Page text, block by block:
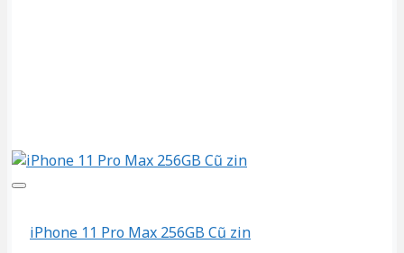
iPhone 11 Pro Max 256GB Cũ zin